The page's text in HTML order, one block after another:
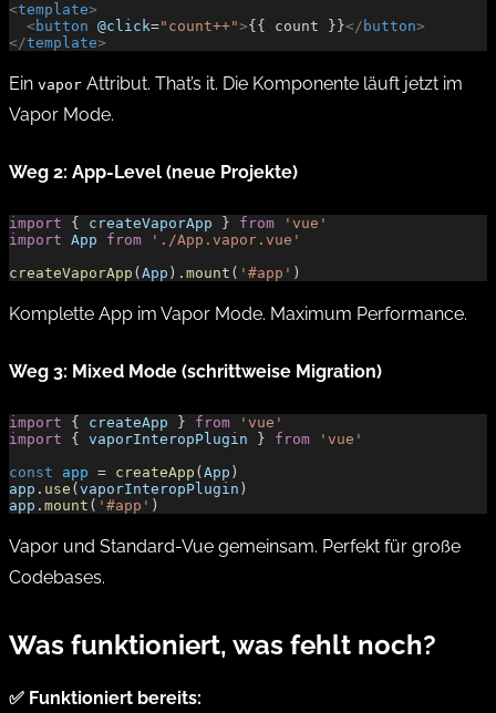
<template>
  <
button @click="count++">{{ count }}</ button>
</template>
Ein vapor Attribut. That’s it. Die Komponente läuft jetzt im
Vapor Mode.
Weg 2: App-Level (neue Projekte)
import { createVaporApp } from 'vue'
import App from './App.vapor.vue'
createVaporApp ( App ). mount ( '#app' )
Komplette App im Vapor Mode. Maximum Performance.
Weg 3: Mixed Mode (schrittweise Migration)
import { createApp } from 'vue'
import { vaporInteropPlugin } from 'vue'
const app = createApp ( App )
app . use ( vaporInteropPlugin )
app . mount ( '#app' )
Vapor und Standard-Vue gemeinsam. Perfekt für große
Codebases.
Was funktioniert, was fehlt noch?
✅ Funktioniert bereits: